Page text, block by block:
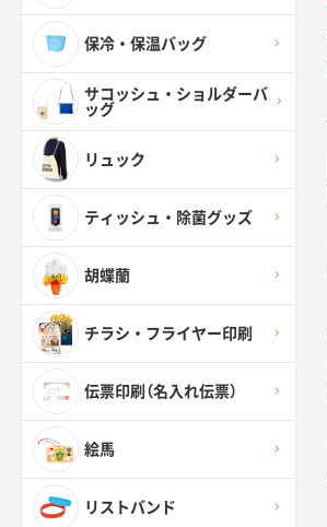
保冷・保温バッグ
サコッシュ・ショルダーバ
ッグ
リュック
ティッシュ・除菌グッズ
胡蝶蘭
チラシ・フライヤー印刷
伝票印刷（名入れ伝票）
絵馬
リストバンド